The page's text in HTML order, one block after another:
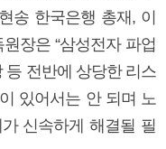
송 한국은행 총재, 이
장은 “삼성전자 파업
등 전반에 상당한 리스
있어서는 안 되며 노
신속하게 해결될 필